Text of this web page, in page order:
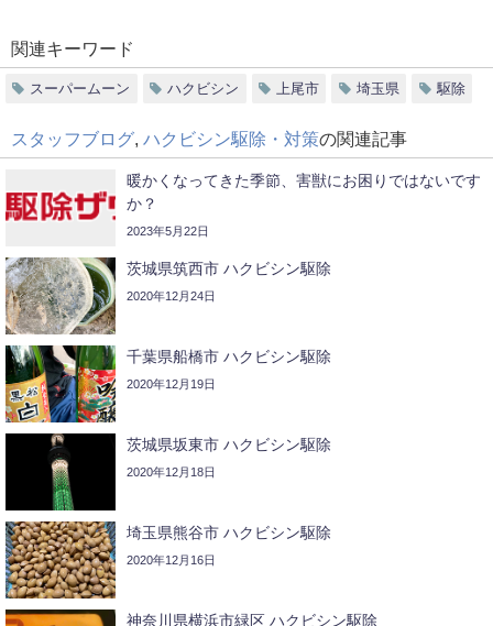
関連キーワード
スーパームーン ハクビシン 上尾市 埼玉県 駆除
スタッフブログ ハクビシン駆除・対策の関連記事
暖かくなってきた季節、害獣にお困りではないです
か？
2023年5月22日
茨城県筑西市 ハクビシン駆除
2020年12月24日
千葉県船橋市 ハクビシン駆除
2020年12月19日
茨城県坂東市 ハクビシン駆除
2020年12月18日
埼玉県熊谷市 ハクビシン駆除
2020年12月16日
神奈川県横浜市緑区 ハクビシン駆除